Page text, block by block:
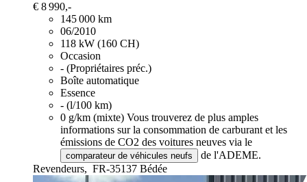
€ 8 990,-
145 000 km
06/2010
118 kW (160 CH)
Occasion
- (Propriétaires préc.)
Boîte automatique
Essence
- (l/100 km)
0 g/km (mixte) Vous trouverez de plus amples
informations sur la consommation de carburant et les
émissions de CO2 des voitures neuves via le
comparateur de véhicules neufs
de l'ADEME.
Revendeurs, FR-35137 Bédée